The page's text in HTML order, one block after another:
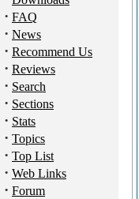
· FAQ
· News
· Recommend Us
· Reviews
· Search
· Sections
· Stats
· Topics
· Top List
· Web Links
· Forum